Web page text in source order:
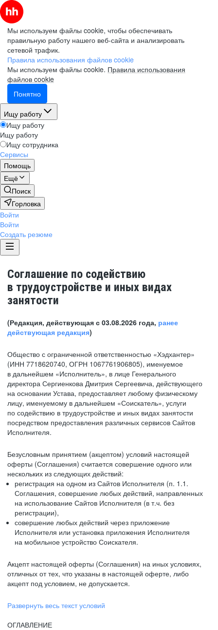
Мы используем файлы cookie, чтобы обеспечивать
правильную работу нашего веб-сайта и анализировать
сетевой трафик.
Правила использования файлов cookie
Мы используем файлы cookie. Правила использования
файлов cookie
Понятно
Ищу работу
Ищу работу
Ищу работу
Ищу сотрудника
Сервисы
Помощь
Ещё
Поиск
Горловка
Войти
Войти
Создать резюме
Соглашение по содействию
в трудоустройстве и иных видах
занятости
(Редакция, действующая с 03.08.2026 года, ранее
действующая редакция)
Общество с ограниченной ответственностью «Хэдхантер»
(ИНН 7718620740, ОГРН 1067761906805), именуемое
в дальнейшем «Исполнитель», в лице Генерального
директора Сергиенкова Дмитрия Сергеевича, действующего
на основании Устава, предоставляет любому физическому
лицу, именуемому в дальнейшем «Соискатель», услуги
по содействию в трудоустройстве и иных видах занятости
посредством предоставления различных сервисов Сайтов
Исполнителя.
Безусловным принятием (акцептом) условий настоящей
оферты (Соглашения) считается совершение одного или
нескольких из следующих действий:
регистрация на одном из Сайтов Исполнителя (п. 1.1.
Соглашения, совершение любых действий, направленных
на использование Сайтов Исполнителя (в т.ч. без
регистрации),
совершение любых действий через приложение
Исполнителя или установка приложения Исполнителя
на мобильное устройство Соискателя.
Акцепт настоящей оферты (Соглашения) на иных условиях,
отличных от тех, что указаны в настоящей оферте, либо
акцепт под условием, не допускается.
Развернуть весь текст условий
ОГЛАВЛЕНИЕ